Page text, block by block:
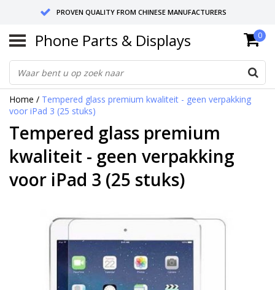
PROVEN QUALITY FROM CHINESE MANUFACTURERS
SEND RETURNS TO GERMANY OR NETHERLANDS
10 DAY SHIPPING
Phone Parts & Displays 0
Home / Tempered glass premium kwaliteit - geen verpakking
voor iPad 3 (25 stuks)
Tempered glass premium
kwaliteit - geen verpakking
voor iPad 3 (25 stuks)